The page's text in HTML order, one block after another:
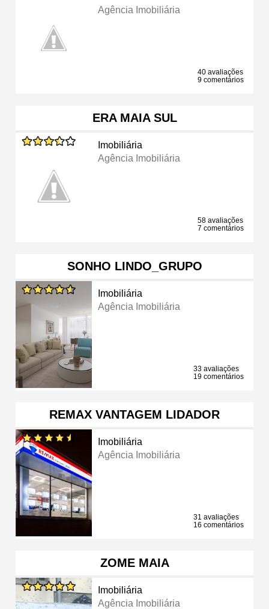
Agência Imobiliária
40 avaliações
9 comentários
ERA MAIA SUL
Imobiliária
Agência Imobiliária
58 avaliações
7 comentários
SONHO LINDO_GRUPO
Imobiliária
Agência Imobiliária
33 avaliações
19 comentários
REMAX VANTAGEM LIDADOR
Imobiliária
Agência Imobiliária
31 avaliações
16 comentários
ZOME MAIA
Imobiliária
Agência Imobiliária